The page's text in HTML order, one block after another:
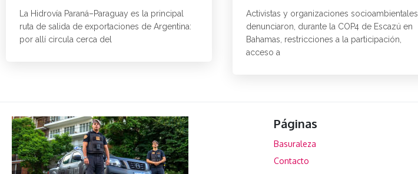
La Hidrovía Paraná–Paraguay es la principal
ruta de salida de exportaciones de Argentina:
por allí circula cerca del
Activistas y organizaciones socioambientales
denunciaron, durante la COP4 de Escazú en
Bahamas, restricciones a la participación,
acceso a
Páginas
Basuraleza
Contacto